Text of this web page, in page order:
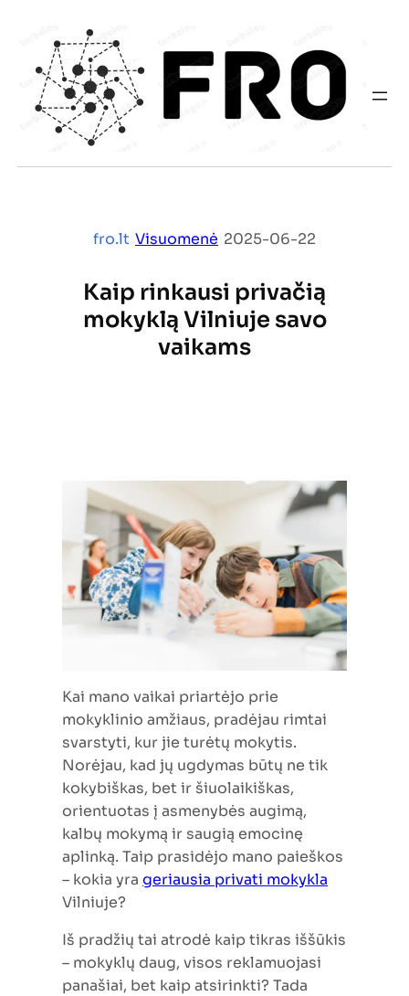
turinio
fro.lt Visuomenė 2025-06-22
Kaip rinkausi privačią
mokyklą Vilniuje savo
vaikams
Kai mano vaikai priartėjo prie
mokyklinio amžiaus, pradėjau rimtai
svarstyti, kur jie turėtų mokytis.
Norėjau, kad jų ugdymas būtų ne tik
kokybiškas, bet ir šiuolaikiškas,
orientuotas į asmenybės augimą,
kalbų mokymą ir saugią emocinę
aplinką. Taip prasidėjo mano paieškos
– kokia yra geriausia privati mokykla
Vilniuje?
Iš pradžių tai atrodė kaip tikras iššūkis
– mokyklų daug, visos reklamuojasi
panašiai, bet kaip atsirinkti? Tada